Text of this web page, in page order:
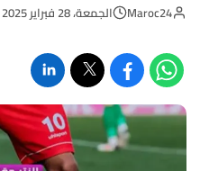
Maroc24 الجمعة، 28 فبراير 2025 - 19:27